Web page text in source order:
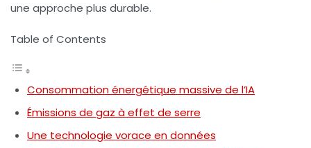
une approche plus durable.
Table of Contents
Consommation énergétique massive de l’IA
Émissions de gaz à effet de serre
Une technologie vorace en données